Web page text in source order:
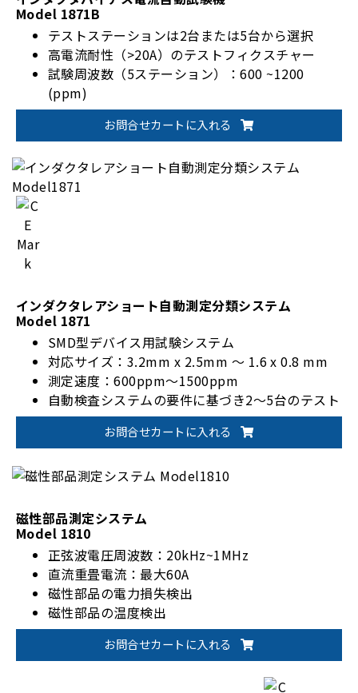
Model 1871B
テストステーションは2台または5台から選択
高電流耐性（>20A）のテストフィクスチャー
試験周波数（5ステーション）：600 ~1200
(ppm)
リアルタイムで製品の品質を監視するために設計
された独自のデータ収集ソフトウェア
お問合せカートに入れる
インダクタレアショート自動測定分類システム
Model 1871
SMD型デバイス用試験システム
対応サイズ：3.2mm x 2.5mm ～ 1.6 x 0.8 mm
測定速度：600ppm～1500ppm
自動検査システムの要件に基づき2～5台のテスト
ステーションを提供
ソフトウェアによるリアルタイム製品品質モニタ
落下するインダクタを排除するインデックスディ
お問合せカートに入れる
磁性部品測定システム
Model 1810
正弦波電圧周波数：20kHz~1MHz
直流重畳電流：最大60A
磁性部品の電力損失検出
磁性部品の温度検出
ソフトウェアによるレポート作成機能
カスタマイズ可能なテストモジュール
お問合せカートに入れる